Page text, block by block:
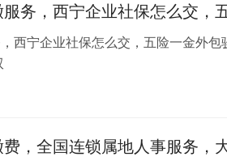
务，西宁企业社保怎么交，
西宁企业社保怎么交，五险一金外
，全国连锁属地人事服务，